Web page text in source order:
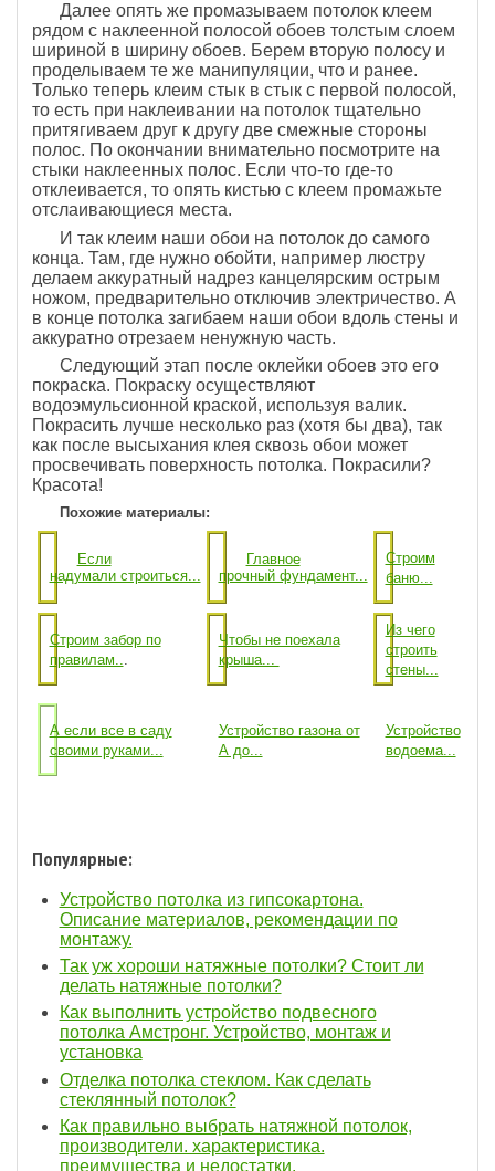
Далее опять же промазываем потолок клеем
рядом с наклеенной полосой обоев толстым слоем
шириной в ширину обоев. Берем вторую полосу и
проделываем те же манипуляции, что и ранее.
Только теперь клеим стык в стык с первой полосой,
то есть при наклеивании на потолок тщательно
притягиваем друг к другу две смежные стороны
полос. По окончании внимательно посмотрите на
стыки наклеенных полос. Если что-то где-то
отклеивается, то опять кистью с клеем промажьте
отслаивающиеся места.
И так клеим наши обои на потолок до самого
конца. Там, где нужно обойти, например люстру
делаем аккуратный надрез канцелярским острым
ножом, предварительно отключив электричество. А
в конце потолка загибаем наши обои вдоль стены и
аккуратно отрезаем ненужную часть.
Следующий этап после оклейки обоев это его
покраска. Покраску осуществляют
водоэмульсионной краской, используя валик.
Покрасить лучше несколько раз (хотя бы два), так
как после высыхания клея сквозь обои может
просвечивать поверхность потолка. Покрасили?
Красота!
Похожие материалы:
Если
надумали строиться...
Главное
прочный фундамент...
Строим
баню...
Строим забор по
правилам..
Чтобы не поехала
крыша...
Из чего
строить
стены...
А если все в саду
своими руками...
Устройство газона от
А до...
Устройство
водоема...
Популярные:
Устройство потолка из гипсокартона.
Описание материалов, рекомендации по
монтажу.
Так уж хороши натяжные потолки? Cтоит ли
делать натяжные потолки?
Как выполнить устройство подвесного
потолка Амстронг. Устройство, монтаж и
установка
Отделка потолка стеклом. Как сделать
стеклянный потолок?
Как правильно выбрать натяжной потолок,
производители. характеристика.
преимущества и недостатки.